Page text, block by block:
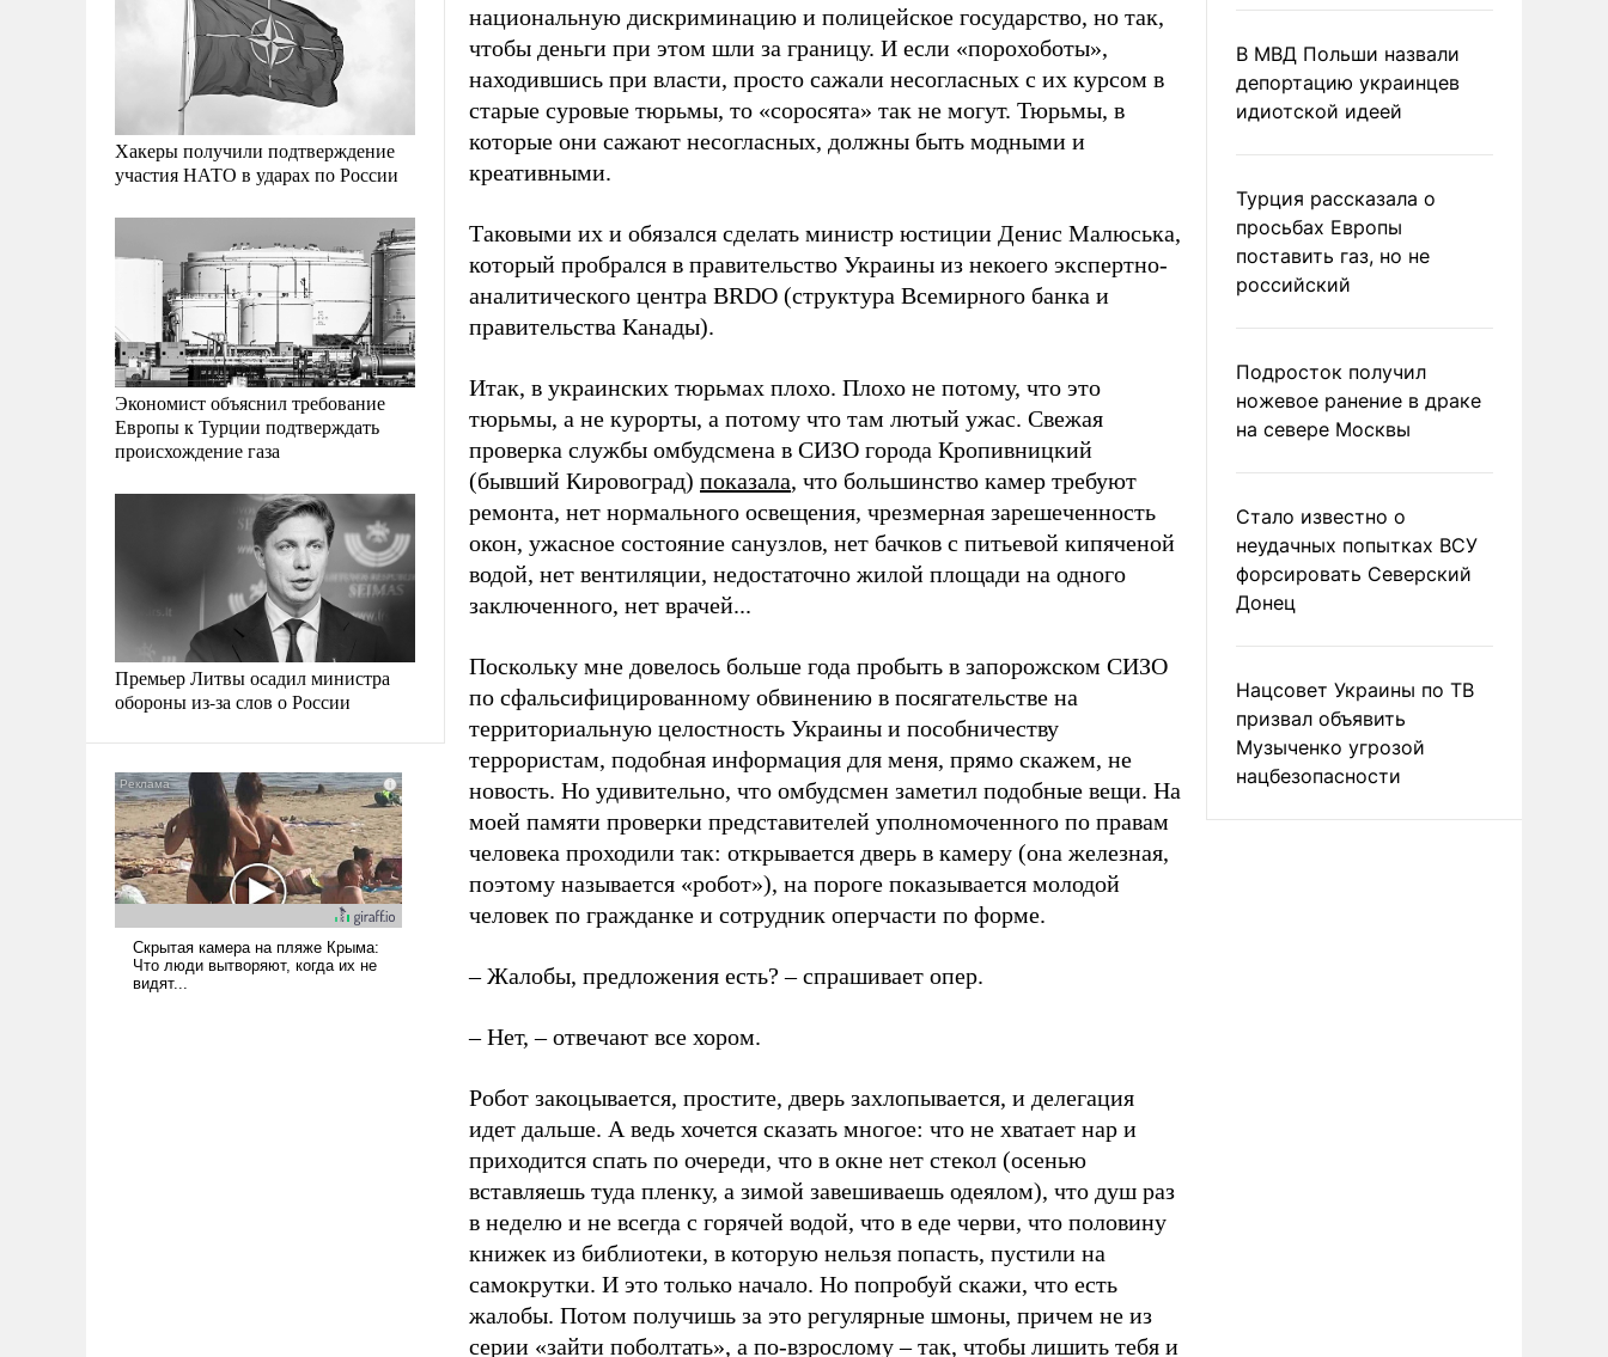
Хакеры получили подтверждение
участия НАТО в ударах по России
Экономист объяснил требование
Европы к Турции подтверждать
происхождение газа
Премьер Литвы осадил министра
обороны из-за слов о России
национальную дискриминацию и полицейское государство, но так,
чтобы деньги при этом шли за границу. И если «порохоботы»,
находившись при власти, просто сажали несогласных с их курсом в
старые суровые тюрьмы, то «соросята» так не могут. Тюрьмы, в
которые они сажают несогласных, должны быть модными и
креативными.
Таковыми их и обязался сделать министр юстиции Денис Малюська,
который пробрался в правительство Украины из некоего экспертно-
аналитического центра BRDO (структура Всемирного банка и
правительства Канады).
Итак, в украинских тюрьмах плохо. Плохо не потому, что это
тюрьмы, а не курорты, а потому что там лютый ужас. Свежая
проверка службы омбудсмена в СИЗО города Кропивницкий
(бывший Кировоград) показала, что большинство камер требуют
ремонта, нет нормального освещения, чрезмерная зарешеченность
окон, ужасное состояние санузлов, нет бачков с питьевой кипяченой
водой, нет вентиляции, недостаточно жилой площади на одного
заключенного, нет врачей...
Поскольку мне довелось больше года пробыть в запорожском СИЗО
по сфальсифицированному обвинению в посягательстве на
территориальную целостность Украины и пособничеству
террористам, подобная информация для меня, прямо скажем, не
новость. Но удивительно, что омбудсмен заметил подобные вещи. На
моей памяти проверки представителей уполномоченного по правам
человека проходили так: открывается дверь в камеру (она железная,
поэтому называется «робот»), на пороге показывается молодой
человек по гражданке и сотрудник оперчасти по форме.
– Жалобы, предложения есть? – спрашивает опер.
– Нет, – отвечают все хором.
Робот закоцывается, простите, дверь захлопывается, и делегация
идет дальше. А ведь хочется сказать многое: что не хватает нар и
приходится спать по очереди, что в окне нет стекол (осенью
вставляешь туда пленку, а зимой завешиваешь одеялом), что душ раз
в неделю и не всегда с горячей водой, что в еде черви, что половину
книжек из библиотеки, в которую нельзя попасть, пустили на
самокрутки. И это только начало. Но попробуй скажи, что есть
жалобы. Потом получишь за это регулярные шмоны, причем не из
серии «зайти поболтать», а по-взрослому – так, чтобы лишить тебя и
В МВД Польши назвали
депортацию украинцев
идиотской идеей
Турция рассказала о
просьбах Европы
поставить газ, но не
российский
Подросток получил
ножевое ранение в драке
на севере Москвы
Стало известно о
неудачных попытках ВСУ
форсировать Северский
Донец
Нацсовет Украины по ТВ
призвал объявить
Музыченко угрозой
нацбезопасности